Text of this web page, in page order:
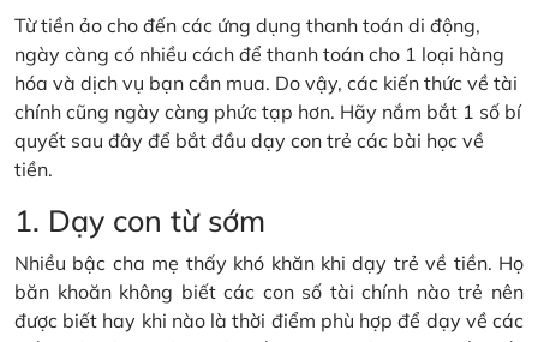
Từ tiền ảo cho đến các ứng dụng thanh toán di động,
ngày càng có nhiều cách để thanh toán cho 1 loại hàng
hóa và dịch vụ bạn cần mua. Do vậy, các kiến thức về tài
chính cũng ngày càng phức tạp hơn. Hãy nắm bắt 1 số bí
quyết sau đây để bắt đầu dạy con trẻ các bài học về
tiền.
1. Dạy con từ sớm
Nhiều bậc cha mẹ thấy khó khăn khi dạy trẻ về tiền. Họ
băn khoăn không biết các con số tài chính nào trẻ nên
được biết hay khi nào là thời điểm phù hợp để dạy về các